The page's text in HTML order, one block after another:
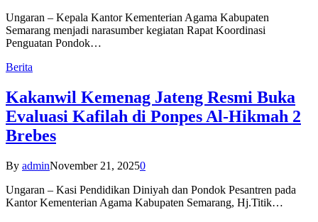
Ungaran – Kepala Kantor Kementerian Agama Kabupaten
Semarang menjadi narasumber kegiatan Rapat Koordinasi
Penguatan Pondok…
Berita
Kakanwil Kemenag Jateng Resmi Buka
Evaluasi Kafilah di Ponpes Al-Hikmah 2
Brebes
By adminNovember 21, 20250
Ungaran – Kasi Pendidikan Diniyah dan Pondok Pesantren pada
Kantor Kementerian Agama Kabupaten Semarang, Hj.Titik…